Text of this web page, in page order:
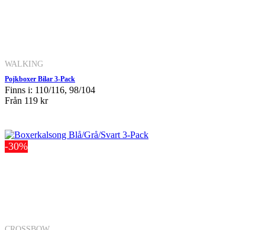
WALKING
Pojkboxer Bilar 3-Pack
Finns i: 110/116, 98/104
Från 119 kr
-30%